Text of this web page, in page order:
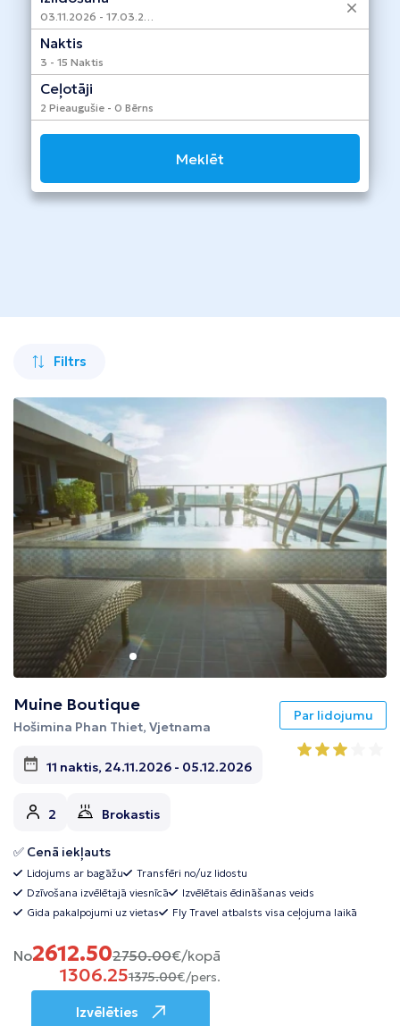
Taizeme
Turcija
Apvienotie Arābu Emirāti
Itālija
Dominikānas Republika
Šrilanka
Tunisija
Albānija
03.11.2026 - 17.03.2027
Naktis
3 - 15 Naktis
Ceļotāji
2 Pieaugušie - 0 Bērns
Meklēt
Filtrs
Muine Boutique
Hošimina Phan Thiet, Vjetnama
11 naktis, 24.11.2026 - 05.12.2026
2 Brokastis
✅ Cenā iekļauts
Lidojums ar bagāžu
Transfēri no/uz lidostu
Dzīvošana izvēlētajā viesnīcā
Izvēlētais ēdināšanas veids
Gida pakalpojumi uz vietas
Fly Travel atbalsts visa ceļojuma laikā
Par lidojumu
No2612.502750.00€/kopā
1306.251375.00€/pers.
Izvēlēties